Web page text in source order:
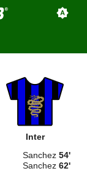
Inter
Sanchez 54'
Sanchez 62'